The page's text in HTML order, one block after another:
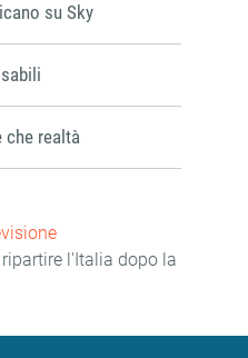
su Sky
che realtà
l'Italia dopo la